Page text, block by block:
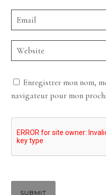
Enregistrer mon nom,
navigateur pour mon